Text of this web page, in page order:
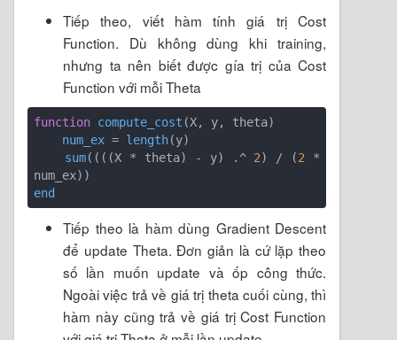
Tiếp theo, viết hàm tính giá trị Cost
Function. Dù không dùng khi training,
nhưng ta nên biết được gía trị của Cost
Function với mỗi Theta
function compute_cost (X, y, theta)
num_ex = length(y)
sum( ( ( (X * theta) - y) .^ 2) / (2 *
num_ex) )
end
Tiếp theo là hàm dùng Gradient Descent
để update Theta. Đơn giản là cứ lặp theo
số lần muốn update và ốp công thức.
Ngoài việc trả về giá trị theta cuối cùng, thì
hàm này cũng trả về giá trị Cost Function